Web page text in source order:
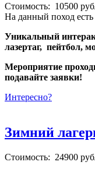
Стоимость: 10500
На данный поход
Уникальный
лазертаг, пейтбол,
Мероприятие
подавайте заявки!
Интересно?
Зимний
Стоимость: 24900